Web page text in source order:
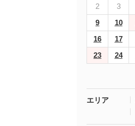
2
3
9
10
16
17
23
24
エリア